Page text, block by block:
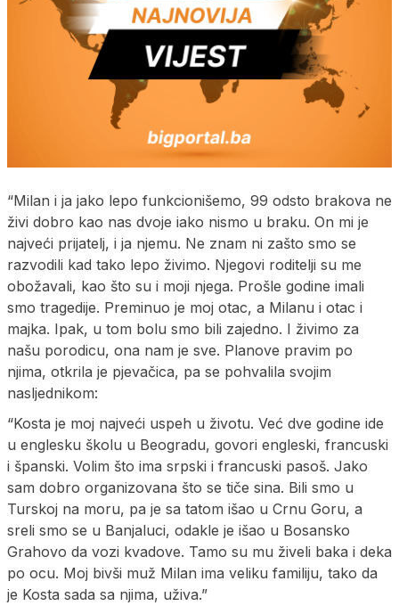
“Milan i ja jako lepo funkcionišemo, 99 odsto brakova ne
živi dobro kao nas dvoje iako nismo u braku. On mi je
najveći prijatelj, i ja njemu. Ne znam ni zašto smo se
razvodili kad tako lepo živimo. Njegovi roditelji su me
obožavali, kao što su i moji njega. Prošle godine imali
smo tragedije. Preminuo je moj otac, a Milanu i otac i
majka. Ipak, u tom bolu smo bili zajedno. I živimo za
našu porodicu, ona nam je sve. Planove pravim po
njima, otkrila je pjevačica, pa se pohvalila svojim
nasljednikom:
“Kosta je moj najveći uspeh u životu. Već dve godine ide
u englesku školu u Beogradu, govori engleski, francuski
i španski. Volim što ima srpski i francuski pasoš. Jako
sam dobro organizovana što se tiče sina. Bili smo u
Turskoj na moru, pa je sa tatom išao u Crnu Goru, a
sreli smo se u Banjaluci, odakle je išao u Bosansko
Grahovo da vozi kvadove. Tamo su mu živeli baka i deka
po ocu. Moj bivši muž Milan ima veliku familiju, tako da
je Kosta sada sa njima, uživa.”